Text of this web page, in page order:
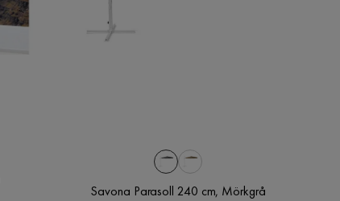
Savona Parasoll 240 cm, Mörkgrå